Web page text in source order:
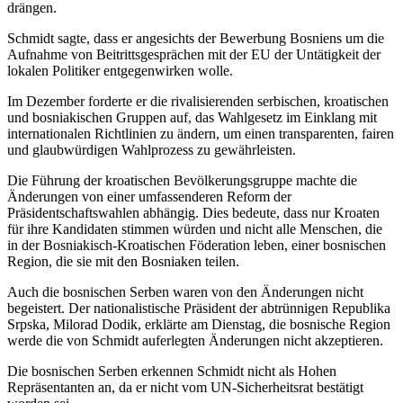
drängen.
Schmidt sagte, dass er angesichts der Bewerbung Bosniens um die
Aufnahme von Beitrittsgesprächen mit der EU der Untätigkeit der
lokalen Politiker entgegenwirken wolle.
Im Dezember forderte er die rivalisierenden serbischen, kroatischen
und bosniakischen Gruppen auf, das Wahlgesetz im Einklang mit
internationalen Richtlinien zu ändern, um einen transparenten, fairen
und glaubwürdigen Wahlprozess zu gewährleisten.
Die Führung der kroatischen Bevölkerungsgruppe machte die
Änderungen von einer umfassenderen Reform der
Präsidentschaftswahlen abhängig. Dies bedeute, dass nur Kroaten
für ihre Kandidaten stimmen würden und nicht alle Menschen, die
in der Bosniakisch-Kroatischen Föderation leben, einer bosnischen
Region, die sie mit den Bosniaken teilen.
Auch die bosnischen Serben waren von den Änderungen nicht
begeistert. Der nationalistische Präsident der abtrünnigen Republika
Srpska, Milorad Dodik, erklärte am Dienstag, die bosnische Region
werde die von Schmidt auferlegten Änderungen nicht akzeptieren.
Die bosnischen Serben erkennen Schmidt nicht als Hohen
Repräsentanten an, da er nicht vom UN-Sicherheitsrat bestätigt